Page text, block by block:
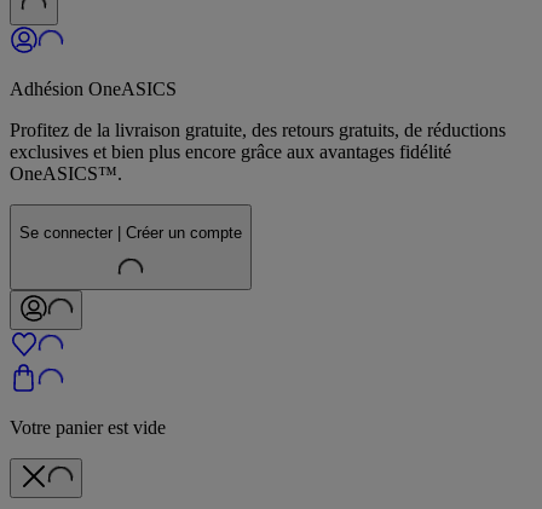
Adhésion OneASICS
Profitez de la livraison gratuite, des retours gratuits, de réductions
exclusives et bien plus encore grâce aux avantages fidélité
OneASICS™.
Se connecter | Créer un compte
Votre panier est vide